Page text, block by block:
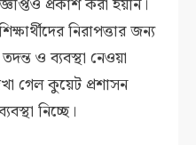
নিরাপত্তার জন্য
ও ব্যবস্থা নেওয়া
গেল কুয়েট প্রশাসন
নিচ্ছে।